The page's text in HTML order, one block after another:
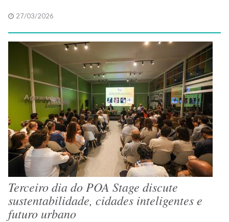
27/03/2026
Terceiro dia do POA Stage discute
sustentabilidade, cidades inteligentes e
futuro urbano